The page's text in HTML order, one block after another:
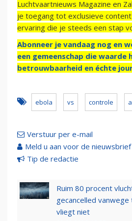
Luchtvaartnieuws Magazine en
je toegang tot exclusieve
ervaring die je steeds een stap
Abonneer je vandaag nog en
een gemeenschap die
betrouwbaarheid en échte
ebola vs controle
Verstuur per e-mail
Meld u aan voor de nieuwsbrief
Tip de redactie
Ruim 80 procent
gecancelled
vliegt niet